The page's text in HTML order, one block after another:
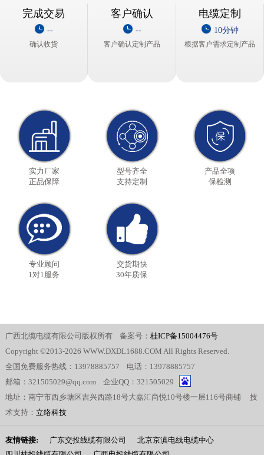
电缆定制
10分钟
根据客户需求定制产品
客户确认
--
客户确认定制产品
完成交易
--
确认收货
实力厂家
正品保障
型号齐全
支持定制
产品全项
保检测
专业顾问
1对1服务
交货期快
30年质保
广西北缆电缆有限公司版权所有 备案号： 桂ICP备15004476号
Copyright ©2013-2026 WWW.DXDL1688.COM All Rights Reserved.
全国免费服务热线：13978885757 电话：13978885757
邮箱：321505029@qq.com 企业QQ：321505029
地址：南宁市西乡塘区吉兴西路18号大嘉汇尚悦10号楼一层116号商铺 技
术支持： 立络科技
友情链接: 广东交投线缆有限公司
北京京滇电线电缆中心